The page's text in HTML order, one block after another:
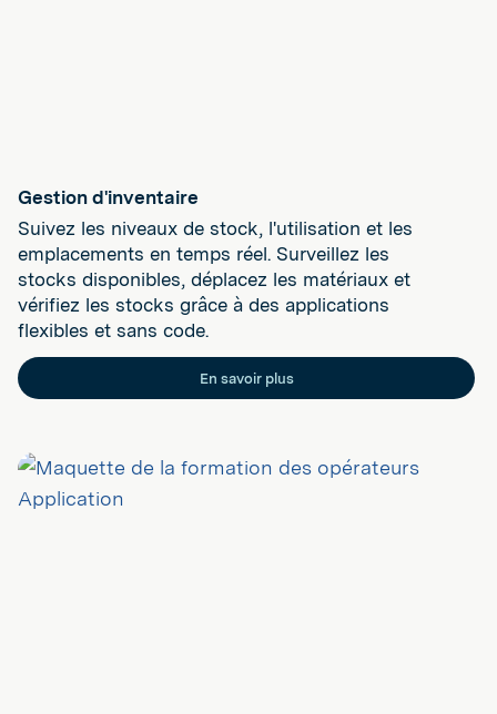
Gestion d'inventaire
Suivez les niveaux de stock, l'utilisation et les
emplacements en temps réel. Surveillez les
stocks disponibles, déplacez les matériaux et
vérifiez les stocks grâce à des applications
flexibles et sans code.
En savoir plus